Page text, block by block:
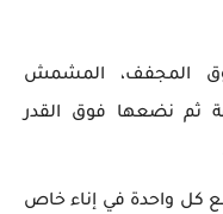
المجفف، المشمش
ثم نضعها فوق القدر
كل واحدة في إناء خاص